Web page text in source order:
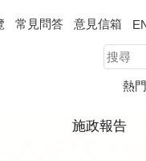
常見問答 意見信箱
熱
施政報告